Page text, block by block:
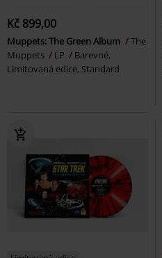
Kč 899,00
Muppets: The Green Album
The
Muppets
LP
Barevné,
Limitovaná edice, Standard